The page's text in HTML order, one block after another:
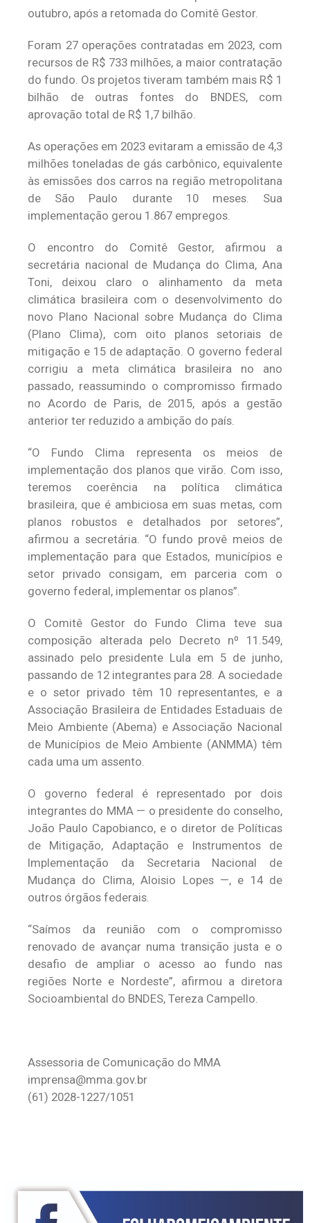
outubro, após a retomada do Comitê Gestor.
Foram 27 operações contratadas em 2023, com
recursos de R$ 733 milhões, a maior contratação
do fundo. Os projetos tiveram também mais R$ 1
bilhão de outras fontes do BNDES, com
aprovação total de R$ 1,7 bilhão.
As operações em 2023 evitaram a emissão de 4,3
milhões toneladas de gás carbônico, equivalente
às emissões dos carros na região metropolitana
de São Paulo durante 10 meses. Sua
implementação gerou ​​1.867 empregos.
O encontro do Comitê Gestor, afirmou a
secretária nacional de Mudança do Clima, Ana
Toni, deixou claro o alinhamento da meta
climática brasileira com o desenvolvimento do
novo Plano Nacional sobre Mudança do Clima
(Plano Clima), com oito planos setoriais de
mitigação e 15 de adaptação. O governo federal
corrigiu a meta climática brasileira no ano
passado, reassumindo o compromisso firmado
no Acordo de Paris, de 2015, após a gestão
anterior ter reduzido a ambição do país.
“O Fundo Clima representa os meios de
implementação dos planos que virão. Com isso,
teremos coerência na política climática
brasileira, que é ambiciosa em suas metas, com
planos robustos e detalhados por setores”,
afirmou a secretária. “O fundo provê meios de
implementação para que Estados, municípios e
setor privado consigam, em parceria com o
governo federal, implementar os planos”.
O Comitê Gestor do Fundo Clima teve sua
composição alterada pelo Decreto nº 11.549,
assinado pelo presidente Lula em 5 de junho,
passando de 12 integrantes para 28. A sociedade
e o setor privado têm 10 representantes, e a
Associação Brasileira de Entidades Estaduais de
Meio Ambiente (Abema) e Associação Nacional
de Municípios de Meio Ambiente (ANMMA) têm
cada uma um assento.
O governo federal é representado por dois
integrantes do MMA — o presidente do conselho,
João Paulo Capobianco, e o diretor de Políticas
de Mitigação, Adaptação e Instrumentos de
Implementação da Secretaria Nacional de
Mudança do Clima, Aloisio Lopes —, e 14 de
outros órgãos federais.
“Saímos da reunião com o compromisso
renovado de avançar numa transição justa e o
desafio de ampliar o acesso ao fundo nas
regiões Norte e Nordeste”, afirmou a diretora
Socioambiental do BNDES, Tereza Campello.
Assessoria de Comunicação do MMA
imprensa@mma.gov.br
(61) 2028-1227/1051